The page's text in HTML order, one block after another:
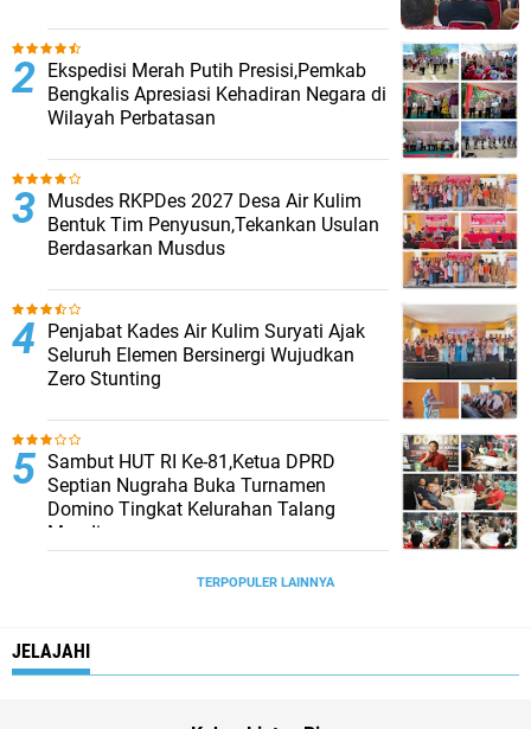
Ekspedisi Merah Putih Presisi,Pemkab
Bengkalis Apresiasi Kehadiran Negara di
Wilayah Perbatasan
Musdes RKPDes 2027 Desa Air Kulim
Bentuk Tim Penyusun,Tekankan Usulan
Berdasarkan Musdus
Penjabat Kades Air Kulim Suryati Ajak
Seluruh Elemen Bersinergi Wujudkan
Zero Stunting
Sambut HUT RI Ke-81,Ketua DPRD
Septian Nugraha Buka Turnamen
Domino Tingkat Kelurahan Talang
Mandi
TERPOPULER LAINNYA
JELAJAHI